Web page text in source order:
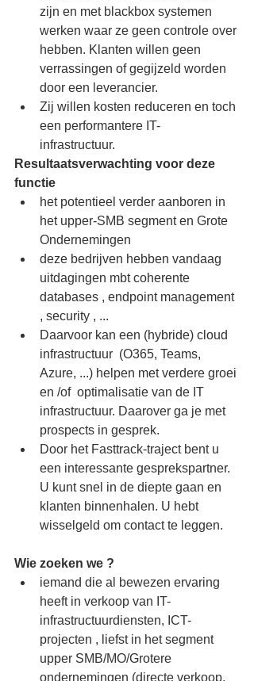
zijn en met blackbox systemen
werken waar ze geen controle over
hebben. Klanten willen geen
verrassingen of gegijzeld worden
door een leverancier.
Zij willen kosten reduceren en toch
een performantere IT-
infrastructuur.
Resultaatsverwachting voor deze
functie
het potentieel verder aanboren in
het upper-SMB segment en Grote
Ondernemingen
deze bedrijven hebben vandaag
uitdagingen mbt coherente
databases , endpoint management
, security , ...
Daarvoor kan een (hybride) cloud
infrastructuur  (O365, Teams,
Azure, ...) helpen met verdere groei
en /of  optimalisatie van de IT
infrastructuur. Daarover ga je met
prospects in gesprek.
Door het Fasttrack-traject bent u
een interessante gesprekspartner.
U kunt snel in de diepte gaan en
klanten binnenhalen. U hebt
wisselgeld om contact te leggen.
Wie zoeken we ?
iemand die al bewezen ervaring
heeft in verkoop van IT-
infrastructuurdiensten, ICT-
projecten , liefst in het segment
upper SMB/MO/Grotere
ondernemingen (directe verkoop,